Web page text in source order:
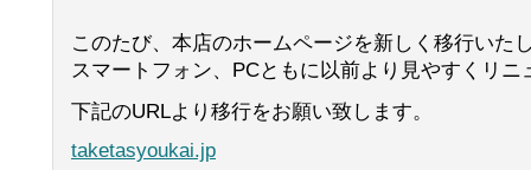
このたび、本店のホームページを新しく移行いた
スマートフォン、PCともに以前より見やすくリニ
下記のURLより移行をお願い致します。
taketasyoukai.jp